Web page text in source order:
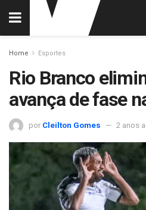
Home Esportes
Rio Branco
avança de fase
por Cleilton Gomes 2 anos